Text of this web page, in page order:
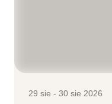
29 sie - 30 sie 2026